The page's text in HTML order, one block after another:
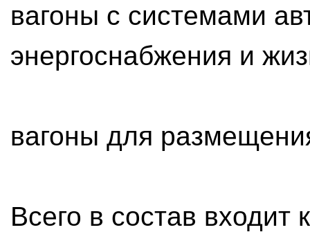
вагоны с системами
энергоснабжения и
вагоны для
Всего в состав